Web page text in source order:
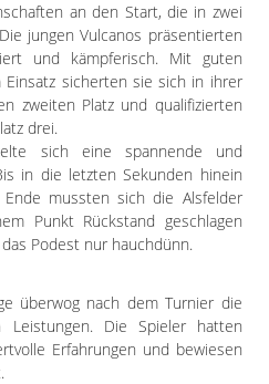
an den Start, die in zwei
jungen Vulcanos präsentierten
und kämpferisch. Mit guten
Einsatz sicherten sie sich in ihrer
zweiten Platz und qualifizierten
drei.
sich eine spannende und
in die letzten Sekunden hinein
mussten sich die Alsfelder
Punkt Rückstand geschlagen
Podest nur hauchdünn.
überwog nach dem Turnier die
Leistungen. Die Spieler hatten
Erfahrungen und bewiesen